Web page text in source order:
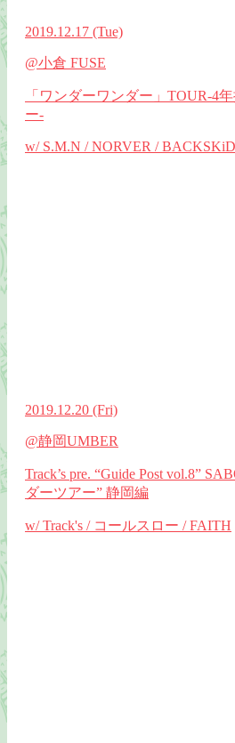
2019.12.17 (Tue)
@小倉 FUSE
「ワンダーワンダー」TOUR-4
ー-
w/ S.M.N / NORVER / BACKSKiD
2019.12.20 (Fri)
@静岡UMBER
Track’s pre. “Guide Post vol.8”
ダーツアー” 静岡編
w/ Track's / コールスロー / FAITH